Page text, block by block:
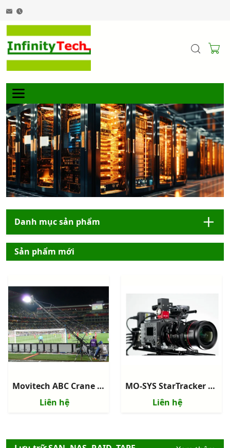
Danh mục sản phẩm
Sản phẩm mới
Movitech ABC Crane 120 - Camera Crane
Liên hệ
MO-SYS StarTracker Max - Hệ thống Camera Virtual Studio Tracking
Liên hệ